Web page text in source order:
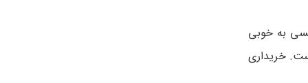
ارتودنسی به خوبی
خریداری